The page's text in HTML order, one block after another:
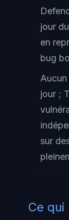
jour
en
bug
jour ;
sur
Ce